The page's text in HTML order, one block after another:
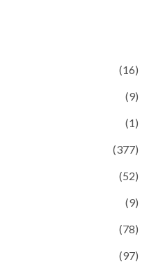
(16)
(9)
(1)
(377)
(52)
(9)
(78)
(97)